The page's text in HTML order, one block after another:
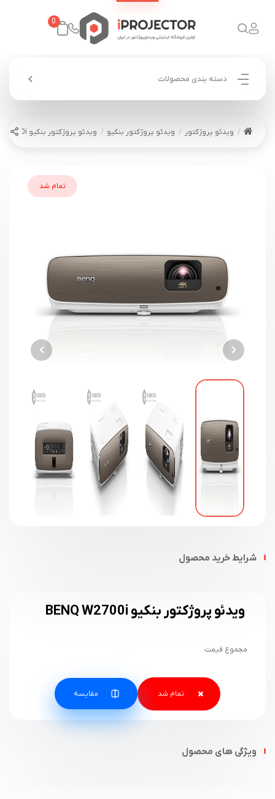
0
دسته بندی محصولات
ویدئو پروژکتور ویدئو پروژکتور بنکیو ویدئو پروژکتور بنکیو BENQ W2700i
تمام شد
شرایط خرید محصول
ویدئو پروژکتور بنکیو BENQ W2700i
مجموع قیمت
مقایسه
ویژگی های محصول